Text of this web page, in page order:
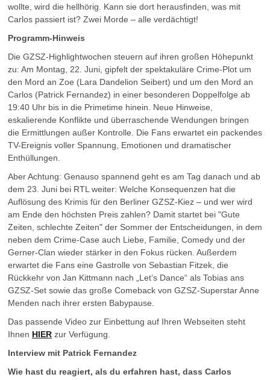
wollte, wird die hellhörig. Kann sie dort herausfinden, was mit
Carlos passiert ist? Zwei Morde – alle verdächtigt!
Programm-Hinweis
Die GZSZ-Highlightwochen steuern auf ihren großen Höhepunkt
zu: Am Montag, 22. Juni, gipfelt der spektakuläre Crime-Plot um
den Mord an Zoe (Lara Dandelion Seibert) und um den Mord an
Carlos (Patrick Fernandez) in einer besonderen Doppelfolge ab
19:40 Uhr bis in die Primetime hinein. Neue Hinweise,
eskalierende Konflikte und überraschende Wendungen bringen
die Ermittlungen außer Kontrolle. Die Fans erwartet ein packendes
TV-Ereignis voller Spannung, Emotionen und dramatischer
Enthüllungen.
Aber Achtung: Genauso spannend geht es am Tag danach und ab
dem 23. Juni bei RTL weiter: Welche Konsequenzen hat die
Auflösung des Krimis für den Berliner GZSZ-Kiez – und wer wird
am Ende den höchsten Preis zahlen? Damit startet bei "Gute
Zeiten, schlechte Zeiten" der Sommer der Entscheidungen, in dem
neben dem Crime-Case auch Liebe, Familie, Comedy und der
Gerner-Clan wieder stärker in den Fokus rücken. Außerdem
erwartet die Fans eine Gastrolle von Sebastian Fitzek, die
Rückkehr von Jan Kittmann nach „Let’s Dance“ als Tobias ans
GZSZ-Set sowie das große Comeback von GZSZ-Superstar Anne
Menden nach ihrer ersten Babypause.
Das passende Video zur Einbettung auf Ihren Webseiten steht
Ihnen HIER zur Verfügung.
Interview mit Patrick Fernandez
Wie hast du reagiert, als du erfahren hast, dass Carlos